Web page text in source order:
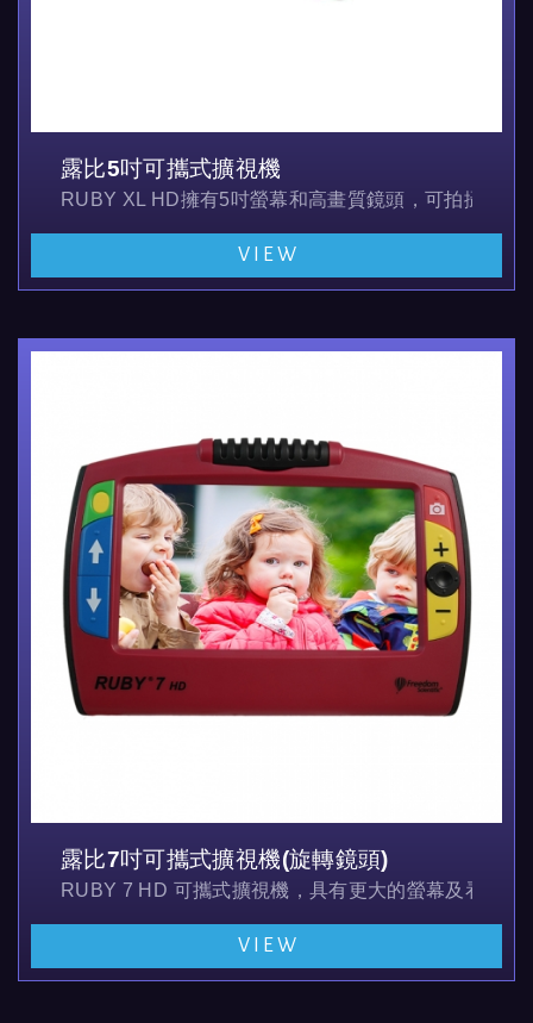
露比5吋可攜式擴視機
RUBY XL HD擁有5吋螢幕和高畫質鏡頭，可拍攝和
VIEW
露比7吋可攜式擴視機(旋轉鏡頭)
RUBY 7 HD 可攜式擴視機，具有更大的螢幕及看近
VIEW